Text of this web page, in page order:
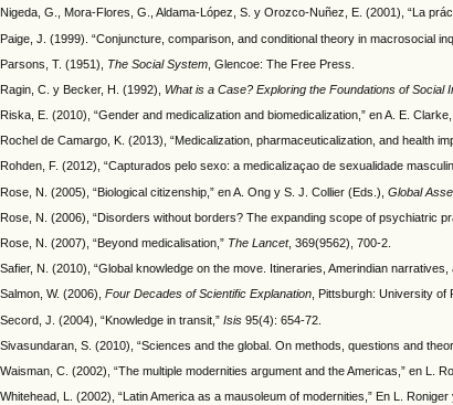
Nigeda, G., Mora-Flores, G., Aldama-López, S. y Orozco-Nuñez, E. (2001), “La
Paige, J. (1999). “Conjuncture, comparison, and conditional theory in macrosocial
Parsons, T. (1951), The Social System , Glencoe: The Free Press.
Ragin, C. y Becker, H. (1992), What is a Case? Exploring the Foundations of Social
Riska, E. (2010), “Gender and medicalization and biomedicalization,” en A. E.
Rochel de Camargo, K. (2013), “Medicalization, pharmaceuticalization, and health
Rohden, F. (2012), “Capturados pelo sexo: a medicalizaçao de sexualidade
Rose, N. (2005), “Biological citizenship,” en A. Ong y S. J. Collier (Eds.), Global
Rose, N. (2006), “Disorders without borders? The expanding scope of psychiatric
Rose, N. (2007), “Beyond medicalisation,” The Lancet, 369(9562), 700-2.
Safier, N. (2010), “Global knowledge on the move. Itineraries, Amerindian
Salmon, W. (2006), Four Decades of Scientific Explanation , Pittsburgh: University of
Secord, J. (2004), “Knowledge in transit,” Isis 95(4): 654-72.
Sivasundaran, S. (2010), “Sciences and the global. On methods, questions and
Waisman, C. (2002), “The multiple modernities argument and the Americas,” en L.
Whitehead, L. (2002), “Latin America as a mausoleum of modernities,” En L.